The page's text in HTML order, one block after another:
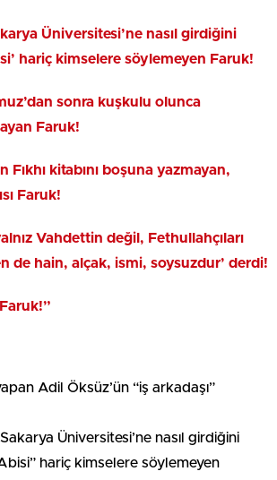
Üniversitesi’ne nasıl girdiğini
hariç kimselere söylemeyen Faruk!
sonra kuşkulu olunca
Faruk!
Fıkhı kitabını boşuna yazmayan,
Faruk!
Vahdettin değil, Fethullahçıları
de hain, alçak, ismi, soysuzdur’ derdi!
Adil Öksüz’ün “iş arkadaşı”
Üniversitesi’ne nasıl girdiğini
hariç kimselere söylemeyen